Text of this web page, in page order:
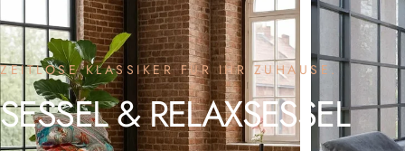
ZEITLOSE KLASSIKER FÜR IHR ZUHAUSE.
SESSEL&RELAXSESSEL